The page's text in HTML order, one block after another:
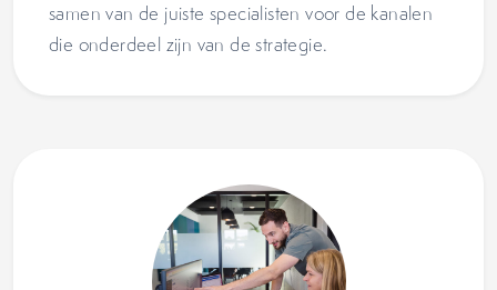
samen van de juiste specialisten voor de kanalen
die onderdeel zijn van de strategie.